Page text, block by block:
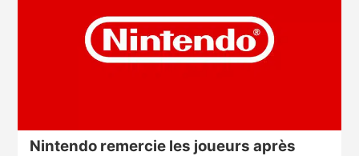
Nintendo remercie les joueurs après